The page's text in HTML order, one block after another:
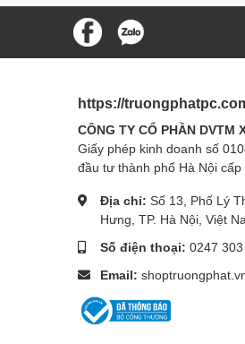
https://
CÔNG TY CỔ PHẦN DVTM
Giấy phép kinh doanh số
đầu tư thành phố Hà Nội
Địa chỉ: Số 13, Phố Lý
Hưng, TP. Hà Nội, Việt
Số điện thoại: 0247
Email: